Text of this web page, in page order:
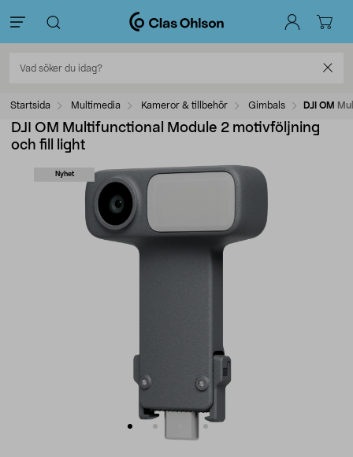
Startsida Multimedia Kameror & tillbehör Gimbals DJI OM
DJI OM Multifunctional Module 2 motivföljning
och fill light
Nyhet